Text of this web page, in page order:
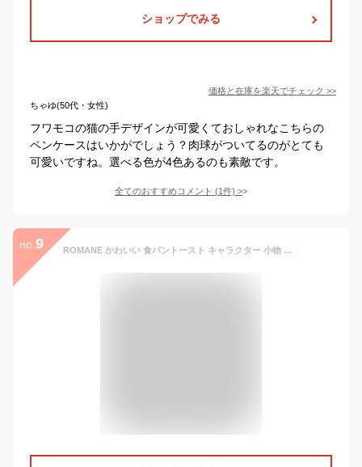
ショップでみる
価格と在庫を楽天でチェック >>
ちゃゆ(50代・女性)
フワモコの猫の手デザインが可愛くておしゃれなこちらの
ペンケースはいかがでしょう？肉球がついてるのがとても
可愛いですね。選べる色が4色あるのも素敵です。
全てのおすすめコメント (1件) >
no. 9 ROMANE かわいい 食パントースト キャラクター 小物 ポーチ ペンケース 筆箱, Brunch Brother Runtoast Pencase (Toast)